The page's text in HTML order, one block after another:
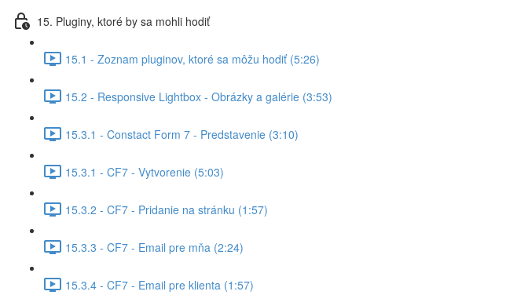
15. Pluginy, ktoré by sa mohli hodiť
15.1 - Zoznam pluginov, ktoré sa môžu hodiť (5:26)
15.2 - Responsive Lightbox - Obrázky a galérie (3:53)
15.3.1 - Constact Form 7 - Predstavenie (3:10)
15.3.1 - CF7 - Vytvorenie (5:03)
15.3.2 - CF7 - Pridanie na stránku (1:57)
15.3.3 - CF7 - Email pre mňa (2:24)
15.3.4 - CF7 - Email pre klienta (1:57)